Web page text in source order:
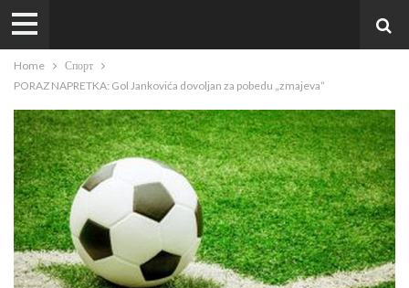
Home
Спорт
PORAZ NAPRETKA: Gol Jankovića dovoljan za pobedu „zmajeva“